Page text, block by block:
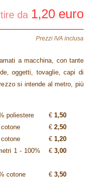
da 1,20 euro
Prezzi IVA inclusa
a macchina, con tante
oggetti, tovaglie, capi di
si intende al metro, più
poliestere € 1,50
€ 2,50
€ 1,20
1 - 100%
€ 3,00
cotone € 3,50